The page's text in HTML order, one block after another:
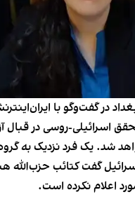
در گفت‌وگو با
اسرائیلی-روسی در قبال
خواهد شد. یک فرد نزدیک به
گفت کتائب حزب‌الله
اعلام نکرده است.